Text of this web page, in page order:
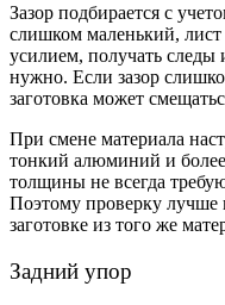
Зазор подбирается с
слишком маленький,
усилием, получать следы
нужно. Если зазор
заготовка может
При смене материала
тонкий алюминий и
толщины не всегда
Поэтому проверку лучше
заготовке из того же
Задний упор